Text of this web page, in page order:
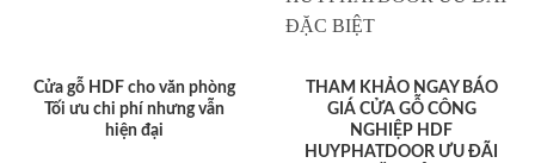
Cửa gỗ HDF cho văn phòng
Tối ưu chi phí nhưng vẫn
hiện đại
THAM KHẢO NGAY BÁO
GIÁ CỬA GỖ CÔNG
NGHIỆP HDF
HUYPHATDOOR ƯU ĐÃI